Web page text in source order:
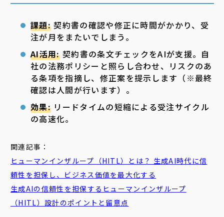
課題:契約書の確認や修正に時間がかかり、受
注が月をまたいでしまう。
AI活用:契約書の条文チェックをAIが支援。自
社の法務ポリシーと照らし合わせ、リスクのあ
る条項を指摘し、修正案を提示します（※最終
確認は人間が行います）。
効果:リードタイムの短縮による受注サイクル
の高速化。
関連記事：
ヒューマンインザループ（HITL）とは？ 生成AI時代に信
頼性を担保し、ビジネス価値を最大化する
生成AIの信頼性を担保するヒューマンインザループ
（HITL）設計のポイントと留意点